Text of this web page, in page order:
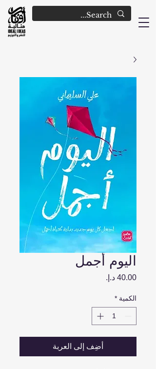
اليوم أجمل
الكمية *
أضِف إلى العربة